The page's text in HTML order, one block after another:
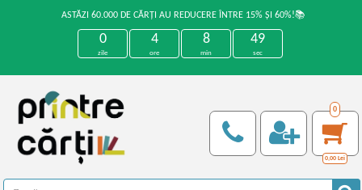
ASTĂZI 60.000 DE CĂRȚI AU REDUCERE ÎNTRE 15% ȘI 60%!📚
0
zile
4
ore
8
min
48
sec
0
0,00 Lei